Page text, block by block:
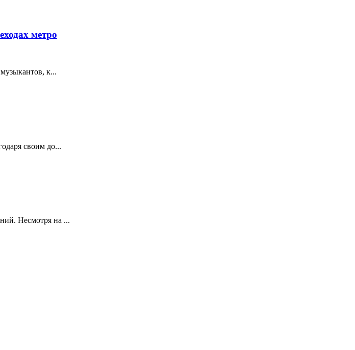
метро
к...
своим до...
Несмотря на ...